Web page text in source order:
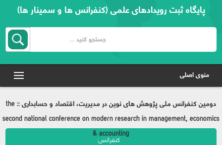
پایگاه ثبت رویدادهای علمی (کنفرانس ها و سمینار ها)
منوی اصلی
دومین کنفرانس ملی پژوهش های نوین در مدیریت، اقتصاد و حسابداری :: the
second national conference on modern research in management, economics
& accounting
کنفرانس: